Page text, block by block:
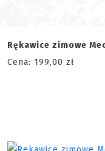
Rękawice zimowe
Cena: 199,00 zł